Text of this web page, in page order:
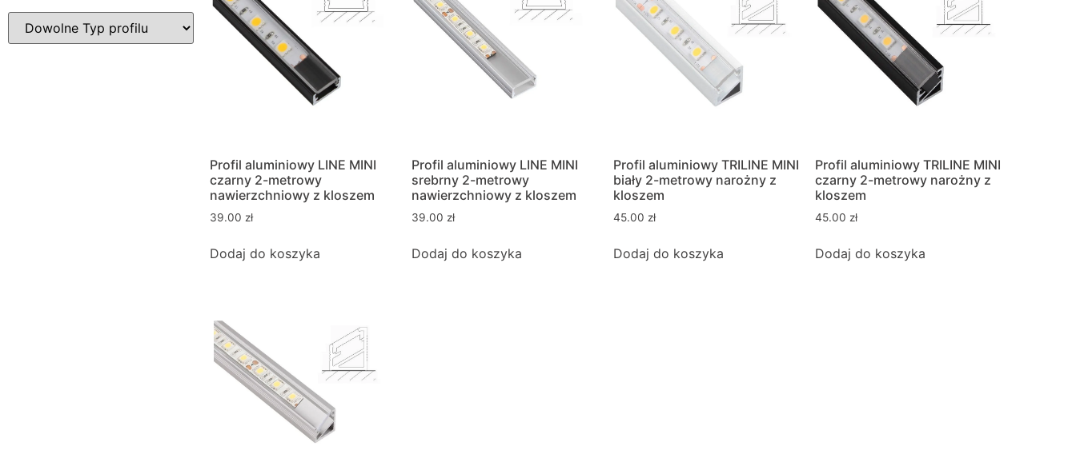
Profil aluminiowy LINE MINI
czarny 2-metrowy
nawierzchniowy z kloszem
39.00 zł
Dodaj do koszyka
Profil aluminiowy LINE MINI
srebrny 2-metrowy
nawierzchniowy z kloszem
39.00 zł
Dodaj do koszyka
Profil aluminiowy TRILINE MINI
biały 2-metrowy narożny z
kloszem
45.00 zł
Dodaj do koszyka
Profil aluminiowy TRILINE MINI
czarny 2-metrowy narożny z
kloszem
45.00 zł
Dodaj do koszyka